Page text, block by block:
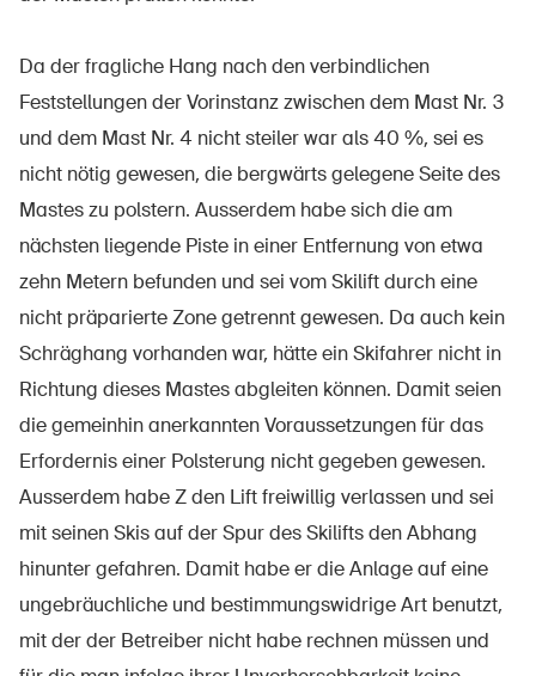
Da der fragliche Hang nach den verbindlichen
Feststellungen der Vorinstanz zwischen dem Mast Nr. 3
und dem Mast Nr. 4 nicht steiler war als 40 %, sei es
nicht nötig gewesen, die bergwärts gelegene Seite des
Mastes zu polstern. Ausserdem habe sich die am
nächsten liegende Piste in einer Entfernung von etwa
zehn Metern befunden und sei vom Skilift durch eine
nicht präparierte Zone getrennt gewesen. Da auch kein
Schräghang vorhanden war, hätte ein Skifahrer nicht in
Richtung dieses Mastes abgleiten können. Damit seien
die gemeinhin anerkannten Voraussetzungen für das
Erfordernis einer Polsterung nicht gegeben gewesen.
Ausserdem habe Z den Lift freiwillig verlassen und sei
mit seinen Skis auf der Spur des Skilifts den Abhang
hinunter gefahren. Damit habe er die Anlage auf eine
ungebräuchliche und bestimmungswidrige Art benutzt,
mit der der Betreiber nicht habe rechnen müssen und